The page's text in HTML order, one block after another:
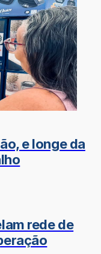
e longe da
rede de